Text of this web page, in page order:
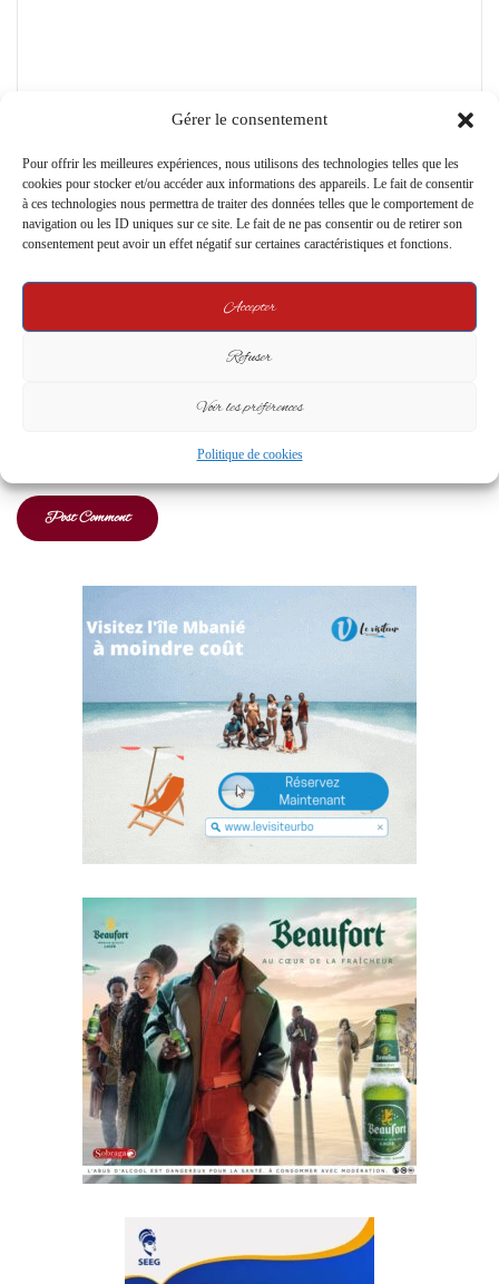
Gérer le consentement
Pour offrir les meilleures expériences, nous utilisons des technologies telles que les
cookies pour stocker et/ou accéder aux informations des appareils. Le fait de consentir
à ces technologies nous permettra de traiter des données telles que le comportement de
navigation ou les ID uniques sur ce site. Le fait de ne pas consentir ou de retirer son
consentement peut avoir un effet négatif sur certaines caractéristiques et fonctions.
Accepter
Refuser
Voir les préférences
Politique de cookies
Email*